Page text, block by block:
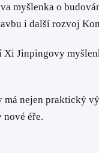
myšlenka o
i další rozvoj
Jinpingovy
nejen praktický
éře.